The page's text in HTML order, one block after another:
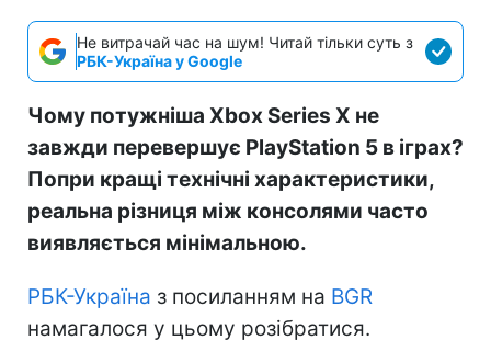
Не витрачай час на шум! Читай тільки суть з
РБК-Україна у Google
Чому потужніша Xbox Series X не
завжди перевершує PlayStation 5 в іграх?
Попри кращі технічні характеристики,
реальна різниця між консолями часто
виявляється мінімальною.
РБК-Україна з посиланням на BGR
намагалося у цьому розібратися.